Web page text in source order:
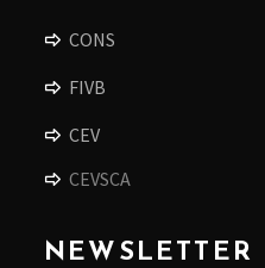
CONS
FIVB
CEV
CEVSCA
NEWSLETTER